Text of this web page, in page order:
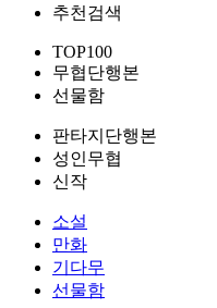
추천검색
TOP100
무협단행본
선물함
판타지단행본
성인무협
신작
소설
만화
기다무
선물함